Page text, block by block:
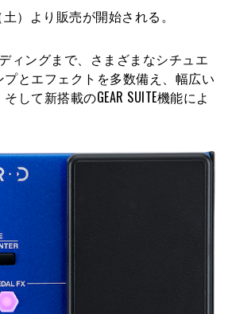
）より販売が開始される。
ィングまで、さまざまなシチュエ
とエフェクトを多数備え、幅広い
て新搭載のGEAR SUITE機能によ